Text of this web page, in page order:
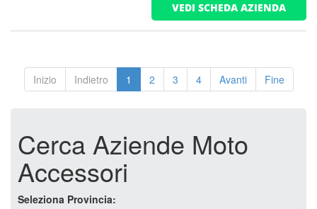
VEDI SCHEDA AZIENDA
Inizio Indietro 1 2 3 4 Avanti Fine
Cerca Aziende Moto
Accessori
Seleziona Provincia: